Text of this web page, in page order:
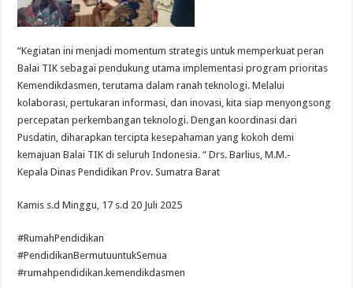
“Kegiatan ini menjadi momentum strategis untuk memperkuat peran
Balai TIK sebagai pendukung utama implementasi program prioritas
Kemendikdasmen, terutama dalam ranah teknologi. Melalui
kolaborasi, pertukaran informasi, dan inovasi, kita siap menyongsong
percepatan perkembangan teknologi. Dengan koordinasi dari
Pusdatin, diharapkan tercipta kesepahaman yang kokoh demi
kemajuan Balai TIK di seluruh Indonesia. “ Drs. Barlius, M.M.-
Kepala Dinas Pendidikan Prov. Sumatra Barat
Kamis s.d Minggu, 17 s.d 20 Juli 2025
#RumahPendidikan
#PendidikanBermutuuntukSemua
#rumahpendidikan.kemendikdasmen